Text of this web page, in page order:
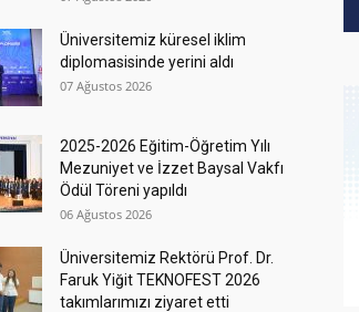
Üniversitemiz küresel iklim
diplomasisinde yerini aldı
07 Ağustos 2026
2025-2026 Eğitim-Öğretim Yılı
Mezuniyet ve İzzet Baysal Vakfı
Ödül Töreni yapıldı
06 Ağustos 2026
Üniversitemiz Rektörü Prof. Dr.
Faruk Yiğit TEKNOFEST 2026
takımlarımızı ziyaret etti